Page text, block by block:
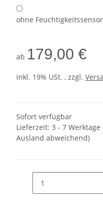
ohne Feuchtigkeitssensor
ab 179,00 €
inkl. 19% USt. , zzgl.
Sofort verfügbar
Lieferzeit: 3 - 7 Werktage
Ausland abweichend)